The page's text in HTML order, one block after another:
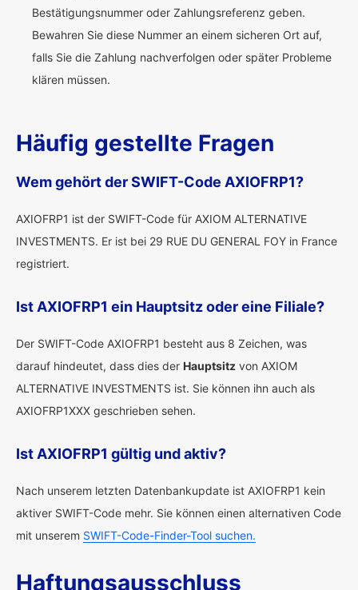
Bestätigungsnummer oder Zahlungsreferenz geben.
Bewahren Sie diese Nummer an einem sicheren Ort auf,
falls Sie die Zahlung nachverfolgen oder später Probleme
klären müssen.
Häufig gestellte Fragen
Wem gehört der SWIFT-Code AXIOFRP1?
AXIOFRP1 ist der SWIFT-Code für AXIOM ALTERNATIVE
INVESTMENTS. Er ist bei 29 RUE DU GENERAL FOY in France
registriert.
Ist AXIOFRP1 ein Hauptsitz oder eine Filiale?
Der SWIFT-Code AXIOFRP1 besteht aus 8 Zeichen, was
darauf hindeutet, dass dies der Hauptsitz von AXIOM
ALTERNATIVE INVESTMENTS ist. Sie können ihn auch als
AXIOFRP1XXX geschrieben sehen.
Ist AXIOFRP1 gültig und aktiv?
Nach unserem letzten Datenbankupdate ist AXIOFRP1 kein
aktiver SWIFT-Code mehr. Sie können einen alternativen Code
mit unserem SWIFT-Code-Finder-Tool suchen.
Haftungsausschluss